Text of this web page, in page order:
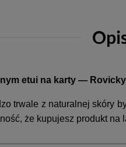
etui na karty — Rovicky
trwale z naturalnej skóry
że kupujesz produkt na